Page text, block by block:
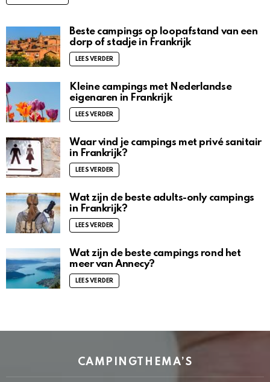
Beste campings op loopafstand van een
dorp of stadje in Frankrijk
LEES VERDER
Kleine campings met Nederlandse
eigenaren in Frankrijk
LEES VERDER
Waar vind je campings met privé sanitair
in Frankrijk?
LEES VERDER
Wat zijn de beste adults-only campings
in Frankrijk?
LEES VERDER
Wat zijn de beste campings rond het
meer van Annecy?
LEES VERDER
CAMPINGTHEMA’S